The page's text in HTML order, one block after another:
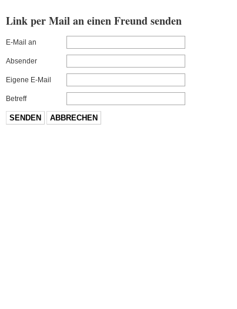
Link per Mail an einen Freund senden
E-Mail an
Absender
Eigene E-Mail
Betreff
SENDEN ABBRECHEN